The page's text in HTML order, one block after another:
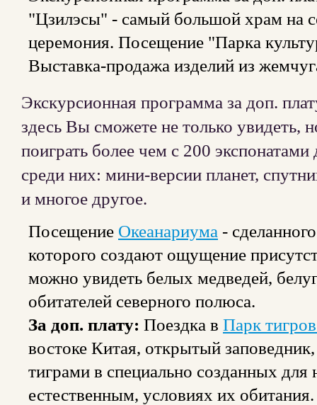
"Цзилэсы" - самый большой храм на
церемония. Посещение "Парка
Выставка-продажа изделий из
Экскурсионная программа за доп.
здесь Вы сможете не только увидеть,
поиграть более чем с 200
среди них: мини-версии планет,
и многое другое.
Посещение Океанариума -
которого создают ощущение
можно увидеть белых медведей,
обитателей северного полюса.
За доп. плату: Поездка в Парк
востоке Китая, открытый
тиграми в специально созданных
естественным, условиях их